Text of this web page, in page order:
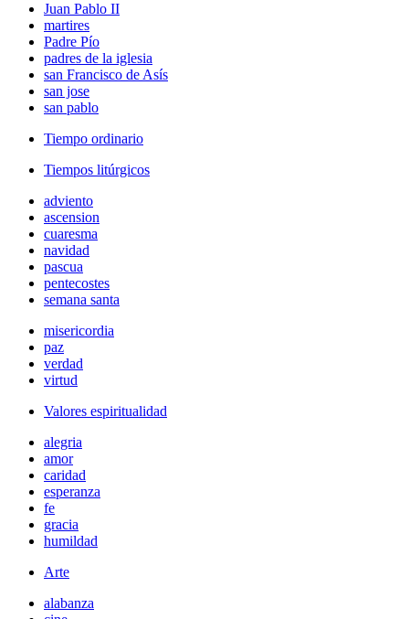
Juan Pablo II
martires
Padre Pío
padres de la iglesia
san Francisco de Asís
san jose
san pablo
Tiempo ordinario
Tiempos litúrgicos
adviento
ascension
cuaresma
navidad
pascua
pentecostes
semana santa
misericordia
paz
verdad
virtud
Valores espiritualidad
alegria
amor
caridad
esperanza
fe
gracia
humildad
Arte
alabanza